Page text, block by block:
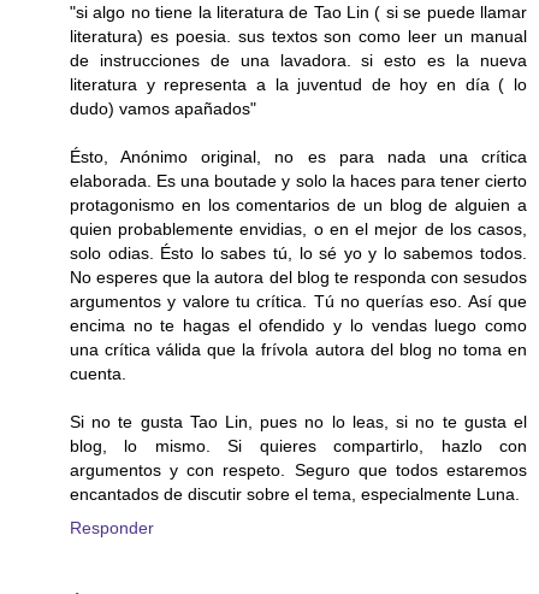
"si algo no tiene la literatura de Tao Lin ( si se puede llamar
literatura) es poesia. sus textos son como leer un manual
de instrucciones de una lavadora. si esto es la nueva
literatura y representa a la juventud de hoy en día ( lo
dudo) vamos apañados"
Ésto, Anónimo original, no es para nada una crítica
elaborada. Es una boutade y solo la haces para tener cierto
protagonismo en los comentarios de un blog de alguien a
quien probablemente envidias, o en el mejor de los casos,
solo odias. Ésto lo sabes tú, lo sé yo y lo sabemos todos.
No esperes que la autora del blog te responda con sesudos
argumentos y valore tu crítica. Tú no querías eso. Así que
encima no te hagas el ofendido y lo vendas luego como
una crítica válida que la frívola autora del blog no toma en
cuenta.
Si no te gusta Tao Lin, pues no lo leas, si no te gusta el
blog, lo mismo. Si quieres compartirlo, hazlo con
argumentos y con respeto. Seguro que todos estaremos
encantados de discutir sobre el tema, especialmente Luna.
Responder